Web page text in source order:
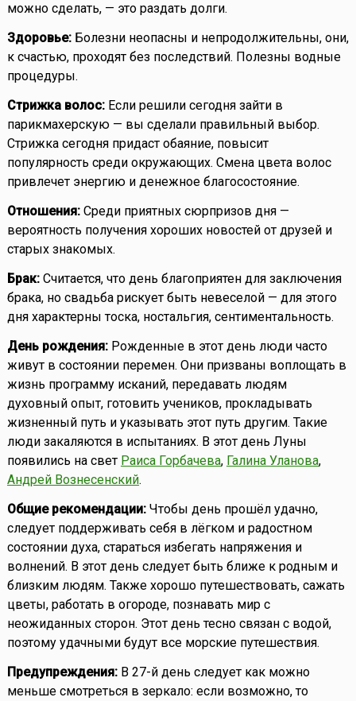
можно сделать, — это раздать долги.
Здоровье:Болезни неопасны и непродолжительны, они,
к счастью, проходят без последствий. Полезны водные
процедуры.
Стрижка волос:Если решили сегодня зайти в
парикмахерскую — вы сделали правильный выбор.
Стрижка сегодня придаст обаяние, повысит
популярность среди окружающих. Смена цвета волос
привлечет энергию и денежное благосостояние.
Отношения:Среди приятных сюрпризов дня —
вероятность получения хороших новостей от друзей и
старых знакомых.
Брак:Считается, что день благоприятен для заключения
брака, но свадьба рискует быть невеселой — для этого
дня характерны тоска, ностальгия, сентиментальность.
День рождения:Рожденные в этот день люди часто
живут в состоянии перемен. Они призваны воплощать в
жизнь программу исканий, передавать людям
духовный опыт, готовить учеников, прокладывать
жизненный путь и указывать этот путь другим. Такие
люди закаляются в испытаниях. В этот день Луны
появились на свет Раиса Горбачева, Галина Уланова,
Андрей Вознесенский.
Общие рекомендации:Чтобы день прошёл удачно,
следует поддерживать себя в лёгком и радостном
состоянии духа, стараться избегать напряжения и
волнений. В этот день следует быть ближе к родным и
близким людям. Также хорошо путешествовать, сажать
цветы, работать в огороде, познавать мир с
неожиданных сторон. Этот день тесно связан с водой,
поэтому удачными будут все морские путешествия.
Предупреждения:В 27-й день следует как можно
меньше смотреться в зеркало: если возможно, то